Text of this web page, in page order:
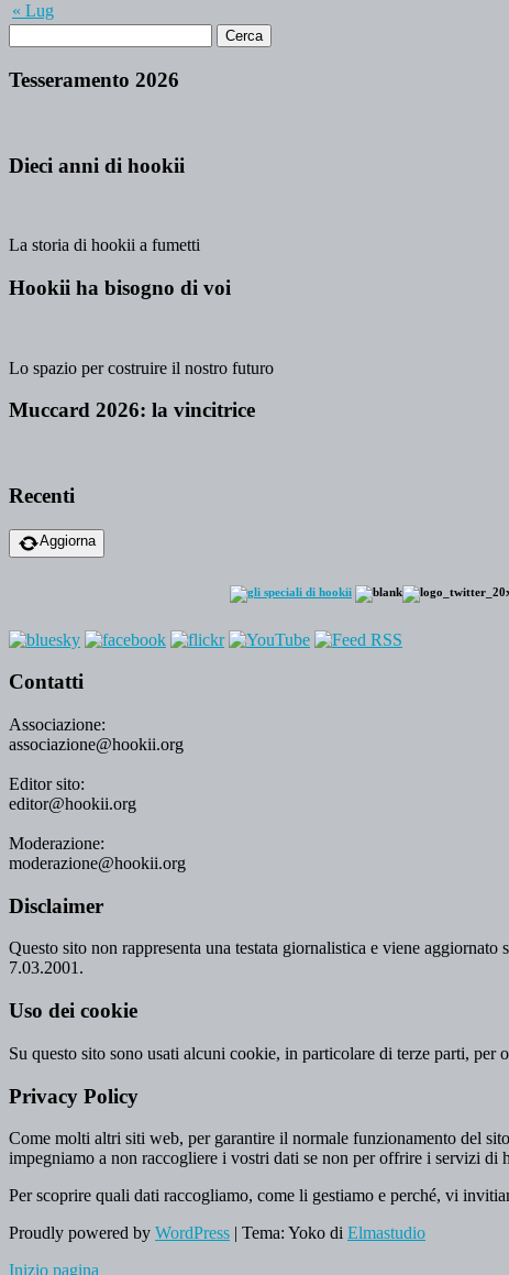
« Lug
Tesseramento 2026
Dieci anni di hookii
La storia di hookii a fumetti
Hookii ha bisogno di voi
Lo spazio per costruire il nostro futuro
Muccard 2026: la vincitrice
Recenti
Aggiorna
Contatti
Associazione:
associazione@hookii.org
Editor sito:
editor@hookii.org
Moderazione:
moderazione@hookii.org
Disclaimer
Questo sito non rappresenta una testata giornalistica e viene
7.03.2001.
Uso dei cookie
Su questo sito sono usati alcuni cookie, in particolare di terze parti,
Privacy Policy
Come molti altri siti web, per garantire il normale funzionamento del
impegniamo a non raccogliere i vostri dati se non per offrire i servizi
Per scoprire quali dati raccogliamo, come li gestiamo e perché, vi
Proudly powered by WordPress | Tema: Yoko di Elmastudio
Inizio pagina